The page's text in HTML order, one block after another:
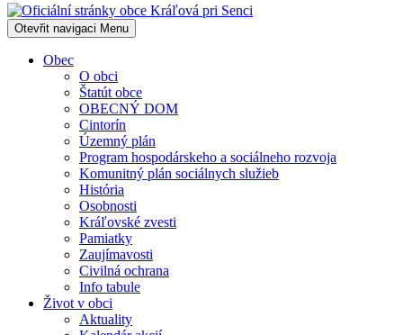
Otevřit navigaci Menu
Obec
O obci
Štatút obce
OBECNÝ DOM
Cintorín
Územný plán
Program hospodárskeho a sociálneho rozvoja
Komunitný plán sociálnych služieb
História
Osobnosti
Kráľovské zvesti
Pamiatky
Zaujímavosti
Civilná ochrana
Info tabule
Život v obci
Aktuality